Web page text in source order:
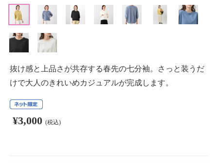
抜け感と上品さが共存する春先の七分袖。さっと装うだ
けで大人のきれいめカジュアルが完成します。
¥3,000 (税込)